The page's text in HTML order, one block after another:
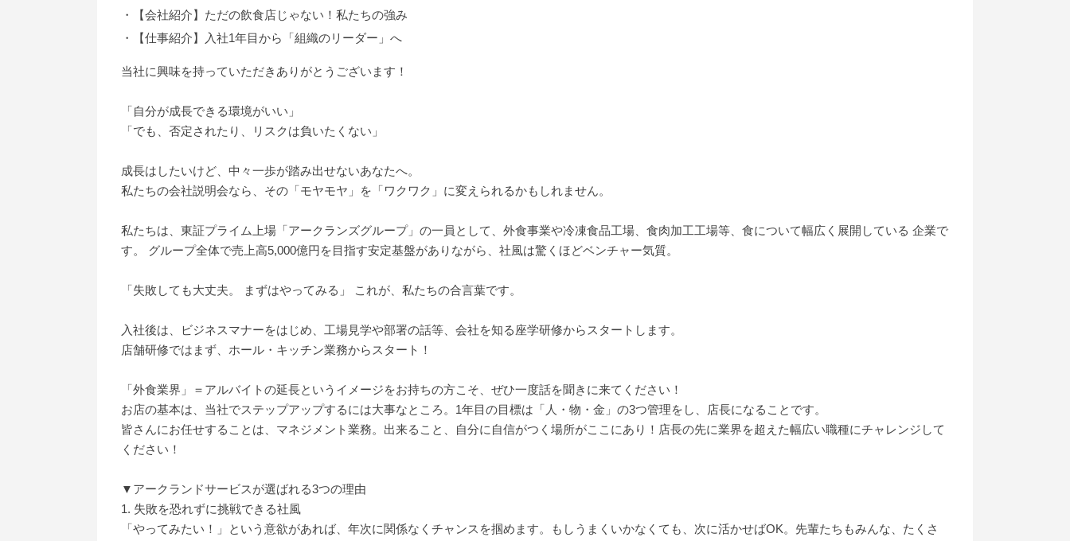
・【会社紹介】ただの飲食店じゃない！私たちの強み
・【仕事紹介】入社1年目から「組織のリーダー」へ
当社に興味を持っていただきありがとうございます！
「自分が成長できる環境がいい」
「でも、否定されたり、リスクは負いたくない」
成長はしたいけど、中々一歩が踏み出せないあなたへ。
私たちの会社説明会なら、その「モヤモヤ」を「ワクワク」に変えられるかもしれません。
私たちは、東証プライム上場「アークランズグループ」の一員として、外食事業や冷凍食品工場、食肉加工工場等、食について幅広く展開している 企業で
す。 グループ全体で売上高5,000億円を目指す安定基盤がありながら、社風は驚くほどベンチャー気質。
「失敗しても大丈夫。 まずはやってみる」 これが、私たちの合言葉です。
入社後は、ビジネスマナーをはじめ、工場見学や部署の話等、会社を知る座学研修からスタートします。
店舗研修ではまず、ホール・キッチン業務からスタート！
「外食業界」＝アルバイトの延長というイメージをお持ちの方こそ、ぜひ一度話を聞きに来てください！
お店の基本は、当社でステップアップするには大事なところ。1年目の目標は「人・物・金」の3つ管理をし、店長になることです。
皆さんにお任せすることは、マネジメント業務。出来ること、自分に自信がつく場所がここにあり！店長の先に業界を超えた幅広い職種にチャレンジして
ください！
▼アークランドサービスが選ばれる3つの理由
1. 失敗を恐れずに挑戦できる社風
「やってみたい！」という意欲があれば、年次に関係なくチャンスを掴めます。もしうまくいかなくても、次に活かせばOK。先輩たちもみんな、たくさ